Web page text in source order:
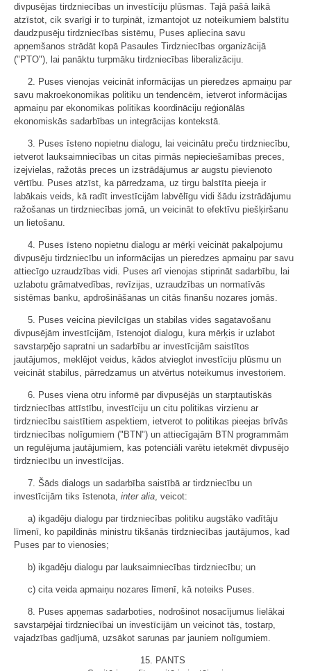
divpusējas tirdzniecības un investīciju plūsmas. Tajā pašā laikā
atzīstot, cik svarīgi ir to turpināt, izmantojot uz noteikumiem balstītu
daudzpusēju tirdzniecības sistēmu, Puses apliecina savu
apņemšanos strādāt kopā Pasaules Tirdzniecības organizācijā
("PTO"), lai panāktu turpmāku tirdzniecības liberalizāciju.
2. Puses vienojas veicināt informācijas un pieredzes apmaiņu par
savu makroekonomikas politiku un tendencēm, ietverot informācijas
apmaiņu par ekonomikas politikas koordināciju reģionālās
ekonomiskās sadarbības un integrācijas kontekstā.
3. Puses īsteno nopietnu dialogu, lai veicinātu preču tirdzniecību,
ietverot lauksaimniecības un citas pirmās nepieciešamības preces,
izejvielas, ražotās preces un izstrādājumus ar augstu pievienoto
vērtību. Puses atzīst, ka pārredzama, uz tirgu balstīta pieeja ir
labākais veids, kā radīt investīcijām labvēlīgu vidi šādu izstrādājumu
ražošanas un tirdzniecības jomā, un veicināt to efektīvu piešķiršanu
un lietošanu.
4. Puses īsteno nopietnu dialogu ar mērķi veicināt pakalpojumu
divpusēju tirdzniecību un informācijas un pieredzes apmaiņu par savu
attiecīgo uzraudzības vidi. Puses arī vienojas stiprināt sadarbību, lai
uzlabotu grāmatvedības, revīzijas, uzraudzības un normatīvās
sistēmas banku, apdrošināšanas un citās finanšu nozares jomās.
5. Puses veicina pievilcīgas un stabilas vides sagatavošanu
divpusējām investīcijām, īstenojot dialogu, kura mērķis ir uzlabot
savstarpējo sapratni un sadarbību ar investīcijām saistītos
jautājumos, meklējot veidus, kādos atvieglot investīciju plūsmu un
veicināt stabilus, pārredzamus un atvērtus noteikumus investoriem.
6. Puses viena otru informē par divpusējās un starptautiskās
tirdzniecības attīstību, investīciju un citu politikas virzienu ar
tirdzniecību saistītiem aspektiem, ietverot to politikas pieejas brīvās
tirdzniecības nolīgumiem ("BTN") un attiecīgajām BTN programmām
un regulējuma jautājumiem, kas potenciāli varētu ietekmēt divpusējo
tirdzniecību un investīcijas.
7. Šāds dialogs un sadarbība saistībā ar tirdzniecību un
investīcijām tiks īstenota, inter alia , veicot:
a) ikgadēju dialogu par tirdzniecības politiku augstāko vadītāju
līmenī, ko papildinās ministru tikšanās tirdzniecības jautājumos, kad
Puses par to vienosies;
b) ikgadēju dialogu par lauksaimniecības tirdzniecību; un
c) cita veida apmaiņu nozares līmenī, kā noteiks Puses.
8. Puses apņemas sadarboties, nodrošinot nosacījumus lielākai
savstarpējai tirdzniecībai un investīcijām un veicinot tās, tostarp,
vajadzības gadījumā, uzsākot sarunas par jauniem nolīgumiem.
15. PANTS